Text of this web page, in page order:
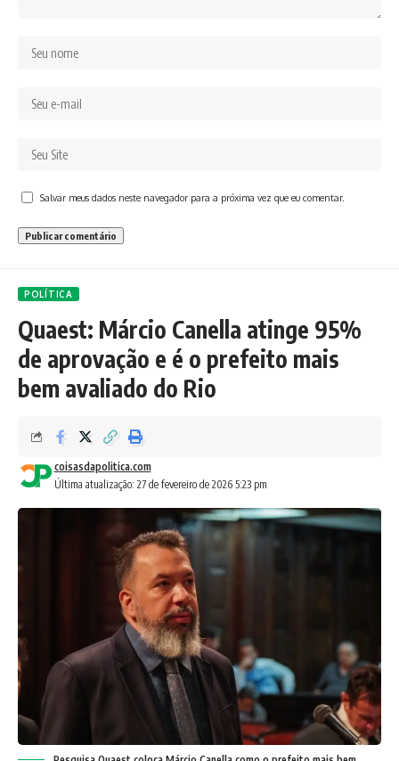
Salvar meus dados neste navegador para a próxima vez que eu comentar.
POLÍTICA
Quaest: Márcio Canella atinge 95%
de aprovação e é o prefeito mais
bem avaliado do Rio
Última atualização: 27 de fevereiro de 2026 5:23 pm
coisasdapolitica.com